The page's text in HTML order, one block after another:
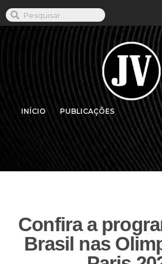
INÍCIO PUBLICAÇÕES
Confira a
Brasil nas